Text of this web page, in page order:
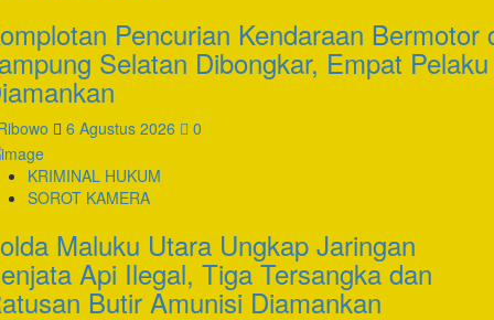
Pencurian Kendaraan Bermotor
Selatan Dibongkar, Empat Pelaku
6 Agustus 2026 0
KRIMINAL HUKUM
SOROT KAMERA
Maluku Utara Ungkap Jaringan
Api Ilegal, Tiga Tersangka dan
Butir Amunisi Diamankan